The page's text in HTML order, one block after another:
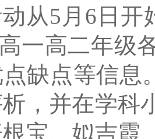
从5 月 6 日 开
一高二年级
缺点等信息
，并在学科
宝、姒吉霞